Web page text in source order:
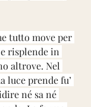
tutto move per
risplende in
altrove. Nel
luce prende fu’
né sa né